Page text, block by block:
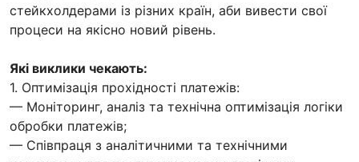
стейкхолдерами із різних країн, аби вивести свої
процеси на якісно новий рівень.
Які виклики чекають:
1. Оптимізація прохідності платежів:
— Моніторинг, аналіз та технічна оптимізація логіки
обробки платежів;
— Співпраця з аналітичними та технічними